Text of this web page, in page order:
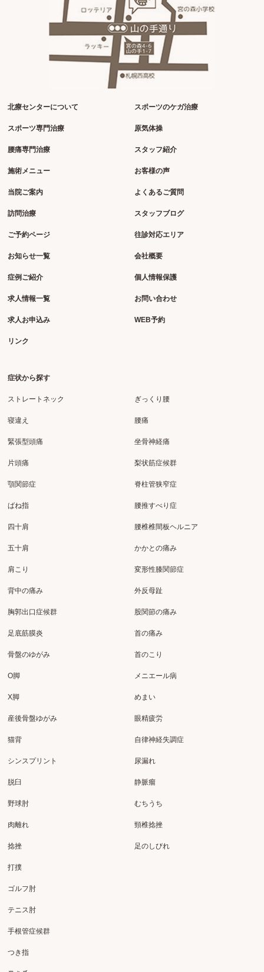
北療センターについて
スポーツ専門治療
腰痛専門治療
施術メニュー
当院ご案内
訪問治療
スポーツのケガ治療
原気体操
スタッフ紹介
お客様の声
よくあるご質問
スタッフブログ
ご予約ページ
お知らせ一覧
症例ご紹介
求人情報一覧
求人お申込み
リンク
往診対応エリア
会社概要
個人情報保護
お問い合わせ
WEB予約
症状から探す
ストレートネック
寝違え
緊張型頭痛
片頭痛
顎関節症
ばね指
四十肩
五十肩
肩こり
背中の痛み
胸郭出口症候群
ぎっくり腰
腰痛
坐骨神経痛
梨状筋症候群
脊柱管狭窄症
腰推すべり症
腰椎椎間板ヘルニア
かかとの痛み
変形性膝関節症
外反母趾
股関節の痛み
足底筋膜炎
骨盤のゆがみ
O脚
X脚
産後骨盤ゆがみ
猫背
シンスプリント
脱臼
野球肘
肉離れ
捻挫
首の痛み
首のこり
メニエール病
めまい
眼精疲労
自律神経失調症
尿漏れ
静脈瘤
むちうち
頸椎捻挫
足のしびれ
打撲
ゴルフ肘
テニス肘
手根管症候群
つき指